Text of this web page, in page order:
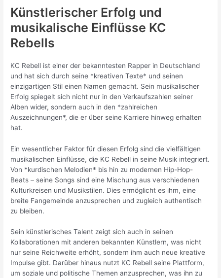
Künstlerischer Erfolg und
musikalische Einflüsse KC
Rebells
KC Rebell ist einer der bekanntesten Rapper in Deutschland
und hat sich durch seine *kreativen Texte* und seinen
einzigartigen Stil einen Namen gemacht. Sein musikalischer
Erfolg spiegelt sich nicht nur in den Verkaufszahlen seiner
Alben wider, sondern auch in den *zahlreichen
Auszeichnungen*, die er über seine Karriere hinweg erhalten
hat.
Ein wesentlicher Faktor für diesen Erfolg sind die vielfältigen
musikalischen Einflüsse, die KC Rebell in seine Musik integriert.
Von *kurdischen Melodien* bis hin zu modernen Hip-Hop-
Beats – seine Songs sind eine Mischung aus verschiedenen
Kulturkreisen und Musikstilen. Dies ermöglicht es ihm, eine
breite Fangemeinde anzusprechen und zugleich authentisch
zu bleiben.
Sein künstlerisches Talent zeigt sich auch in seinen
Kollaborationen mit anderen bekannten Künstlern, was nicht
nur seine Reichweite erhöht, sondern ihm auch neue kreative
Impulse gibt. Darüber hinaus nutzt KC Rebell seine Plattform,
um soziale und politische Themen anzusprechen, was ihn zu